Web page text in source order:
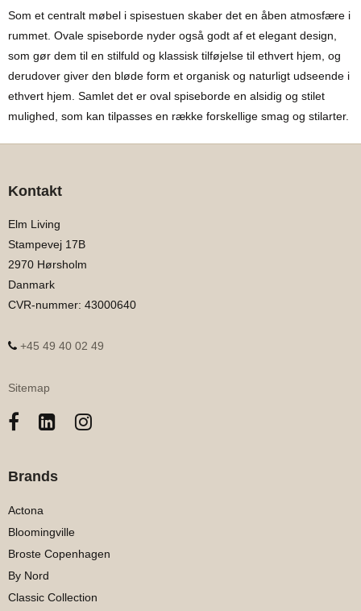
Som et centralt møbel i spisestuen skaber det en åben atmosfære i
rummet. Ovale spiseborde nyder også godt af et elegant design,
som gør dem til en stilfuld og klassisk tilføjelse til ethvert hjem, og
derudover giver den bløde form et organisk og naturligt udseende i
ethvert hjem. Samlet det er oval spiseborde en alsidig og stilet
mulighed, som kan tilpasses en række forskellige smag og stilarter.
Kontakt
Elm Living
Stampevej 17B
2970 Hørsholm
Danmark
CVR-nummer: 43000640
+45 49 40 02 49
Sitemap
Brands
Actona
Bloomingville
Broste Copenhagen
By Nord
Classic Collection